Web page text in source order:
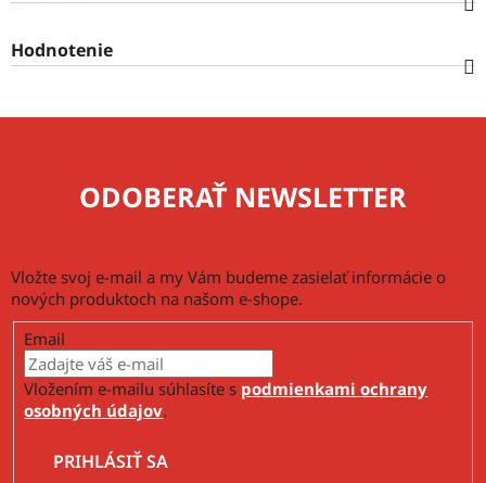
Hodnotenie
ODOBERAŤ NEWSLETTER
Vložte svoj e-mail a my Vám budeme zasielať informácie o
nových produktoch na našom e-shope.
Email
Vložením e-mailu súhlasíte s podmienkami ochrany
osobných údajov.
PRIHLÁSIŤ SA